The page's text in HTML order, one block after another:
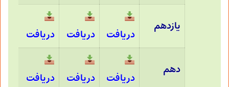
یازدهم
دریافت دریافت دریافت
دهم
دریافت دریافت دریافت